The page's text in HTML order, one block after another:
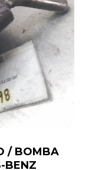
/ BOMBA
BENZ